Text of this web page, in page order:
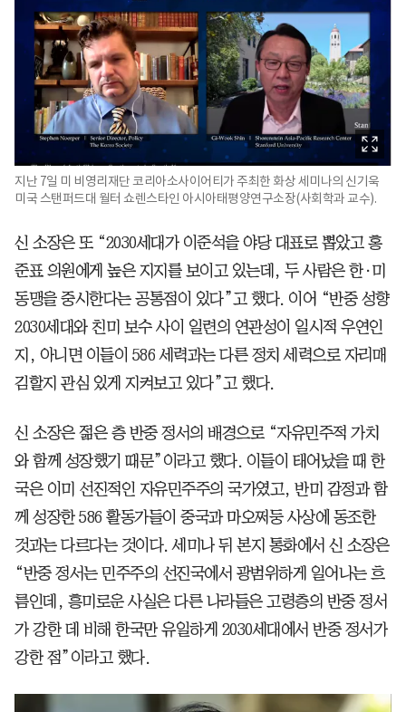
지난 7일 미 비영리재단 코리아소사이어티가 주최한 화상 세미나의 신기욱
미국 스탠퍼드대 월터 쇼렌스타인 아시아태평양연구소장(사회학과 교수).
신 소장은 또 “2030세대가 이준석을 야당 대표로 뽑았고 홍
준표 의원에게 높은 지지를 보이고 있는데, 두 사람은 한·미
동맹을 중시한다는 공통점이 있다”고 했다. 이어 “반중 성향
2030세대와 친미 보수 사이 일련의 연관성이 일시적 우연인
지, 아니면 이들이 586 세력과는 다른 정치 세력으로 자리매
김할지 관심 있게 지켜보고 있다”고 했다.
신 소장은 젊은 층 반중 정서의 배경으로 “자유민주적 가치
와 함께 성장했기 때문”이라고 했다. 이들이 태어났을 때 한
국은 이미 선진적인 자유민주주의 국가였고, 반미 감정과 함
께 성장한 586 활동가들이 중국과 마오쩌둥 사상에 동조한
것과는 다르다는 것이다. 세미나 뒤 본지 통화에서 신 소장은
“반중 정서는 민주주의 선진국에서 광범위하게 일어나는 흐
름인데, 흥미로운 사실은 다른 나라들은 고령층의 반중 정서
가 강한 데 비해 한국만 유일하게 2030세대에서 반중 정서가
강한 점”이라고 했다.